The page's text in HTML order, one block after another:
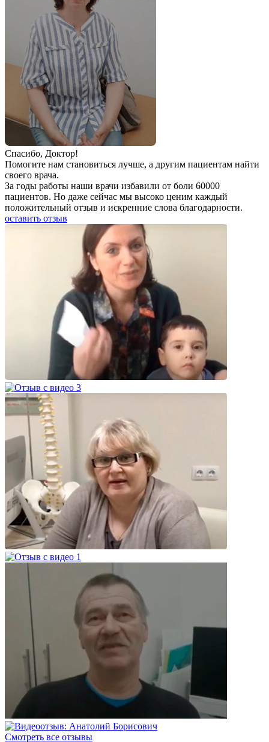
Спаcибо, Доктор!
Помогите нам становиться лучше, а другим пациентам найти
своего врача.
За годы работы наши врачи избавили от боли 60000
пациентов. Но даже сейчас мы высоко ценим каждый
положительный отзыв и искренние слова благодарности.
оставить отзыв
Смотреть все отзывы